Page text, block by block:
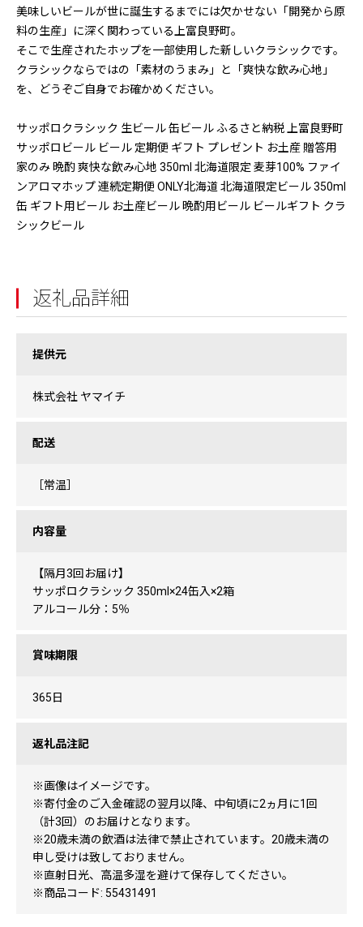
美味しいビールが世に誕生するまでには欠かせない「開発から原
料の生産」に深く関わっている上富良野町。
そこで生産されたホップを一部使用した新しいクラシックです。
クラシックならではの「素材のうまみ」と「爽快な飲み心地」
を、どうぞご自身でお確かめください。
サッポロクラシック 生ビール 缶ビール ふるさと納税 上富良野町
サッポロビール ビール 定期便 ギフト プレゼント お土産 贈答用
家のみ 晩酌 爽快な飲み心地 350ml 北海道限定 麦芽100% ファイ
ンアロマホップ 連続定期便 ONLY北海道 北海道限定ビール 350ml
缶 ギフト用ビール お土産ビール 晩酌用ビール ビールギフト クラ
シックビール
返礼品詳細
提供元
株式会社 ヤマイチ
配送
［常温］
内容量
【隔月3回お届け】
サッポロクラシック 350ml×24缶入×2箱
アルコール分：5％
賞味期限
365日
返礼品注記
※画像はイメージです。
※寄付金のご入金確認の翌月以降、中旬頃に2ヵ月に1回
（計3回）のお届けとなります。
※20歳未満の飲酒は法律で禁止されています。20歳未満の
申し受けは致しておりません。
※直射日光、高温多湿を避けて保存してください。
※商品コード: 55431491